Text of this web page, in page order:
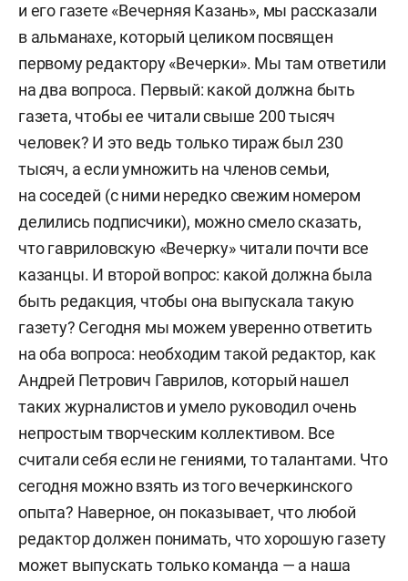
и его газете «Вечерняя Казань», мы рассказали
в альманахе, который целиком посвящен
первому редактору «Вечерки». Мы там ответили
на два вопроса. Первый: какой должна быть
газета, чтобы ее читали свыше 200 тысяч
человек? И это ведь только тираж был 230
тысяч, а если умножить на членов семьи,
на соседей (с ними нередко свежим номером
делились подписчики), можно смело сказать,
что гавриловскую «Вечерку» читали почти все
казанцы. И второй вопрос: какой должна была
быть редакция, чтобы она выпускала такую
газету? Сегодня мы можем уверенно ответить
на оба вопроса: необходим такой редактор, как
Андрей Петрович Гаврилов, который нашел
таких журналистов и умело руководил очень
непростым творческим коллективом. Все
считали себя если не гениями, то талантами. Что
сегодня можно взять из того вечеркинского
опыта? Наверное, он показывает, что любой
редактор должен понимать, что хорошую газету
может выпускать только команда — а наша